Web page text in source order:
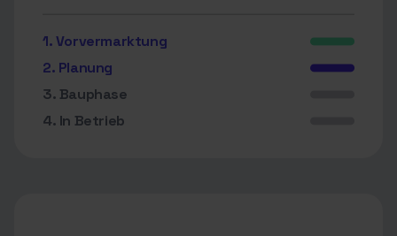
1. Vorvermarktung
2. Planung
3. Bauphase
4. In Betrieb